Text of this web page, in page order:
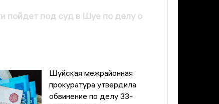
пойдет под суд в Шуе по делу о
Шуйская межрайонная
прокуратура утвердила
обвинение по делу 33-